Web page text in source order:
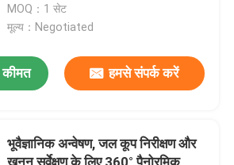
इमेजिंग सिस्टम
MOQ：1 सेट
मूल्य：Negotiated
हमसे संपर्क करें
भूवैज्ञानिक अन्वेषण, जल कूप निरीक्षण और